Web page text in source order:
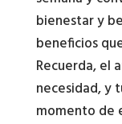
bienestar y
beneficios
Recuerda, el
necesidad, y
momento de